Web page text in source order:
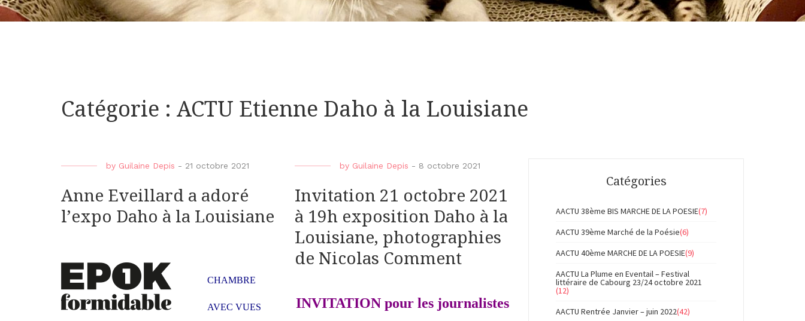
Catégorie : ACTU Etienne Daho à la Louisiane
by Guilaine Depis - 21 octobre 2021
Anne Eveillard a adoré
l’expo Daho à la Louisiane
CHAMBRE
AVEC VUES
by Guilaine Depis - 8 octobre 2021
Invitation 21 octobre 2021
à 19h exposition Daho à la
Louisiane, photographies
de Nicolas Comment
INVITATION pour les journalistes
Catégories
AACTU 38ème BIS MARCHE DE LA POESIE(7)
AACTU 39ème Marché de la Poésie(6)
AACTU 40ème MARCHE DE LA POESIE(9)
AACTU La Plume en Eventail – Festival
littéraire de Cabourg 23/24 octobre 2021
(12)
AACTU Rentrée Janvier – juin 2022(42)